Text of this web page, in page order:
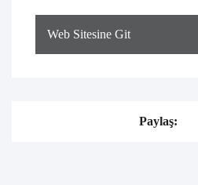
Web Sitesine Git
Paylaş: